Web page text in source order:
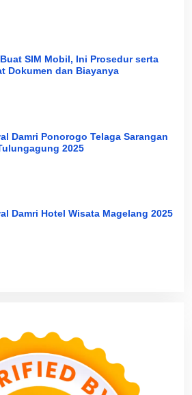
SIM Mobil, Ini Prosedur serta
Dokumen dan Biayanya
Damri Ponorogo Telaga Sarangan
2025
Damri Hotel Wisata Magelang 2025